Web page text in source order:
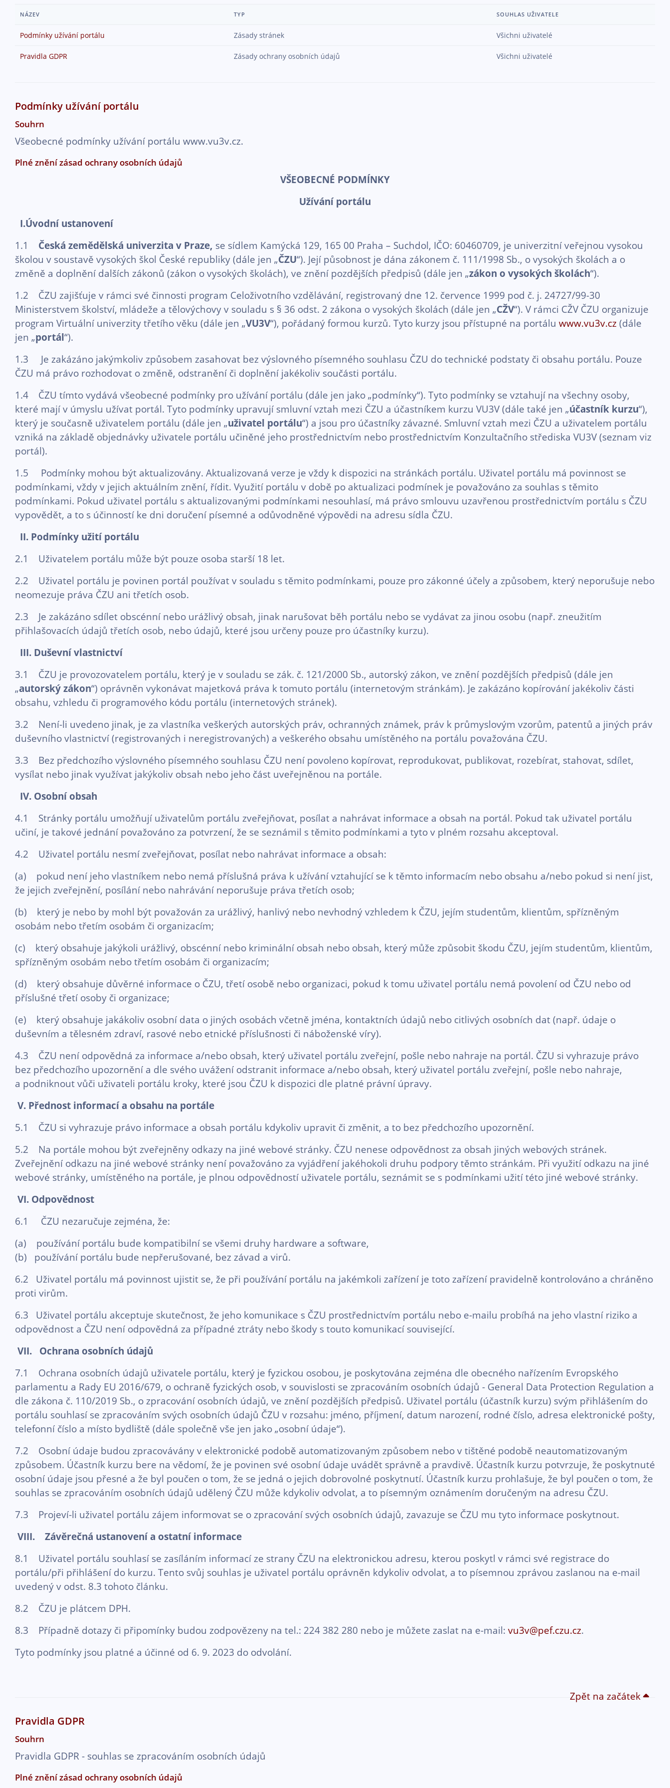
NÁZEV TYP SOUHLAS UŽIVATELE
Podmínky užívání portálu Zásady stránek Všichni uživatelé
Pravidla GDPR Zásady ochrany osobních údajů Všichni uživatelé
Podmínky užívání portálu
Souhrn
Všeobecné podmínky užívání portálu www.vu3v.cz.
Plné znění zásad ochrany osobních údajů
VŠEOBECNÉ PODMÍNKY
Užívání portálu
I.Úvodní ustanovení
1.1 Česká zemědělská univerzita v Praze, se sídlem Kamýcká 129, 165 00 Praha – Suchdol, IČO: 60460709, je univerzitní veřejnou vysokou
školou v soustavě vysokých škol České republiky (dále jen „ČZU“). Její působnost je dána zákonem č. 111/1998 Sb., o vysokých školách a o
změně a doplnění dalších zákonů (zákon o vysokých školách), ve znění pozdějších předpisů (dále jen „zákon o vysokých školách“).
1.2 ČZU zajišťuje v rámci své činnosti program Celoživotního vzdělávání, registrovaný dne 12. července 1999 pod č. j. 24727/99-30
Ministerstvem školství, mládeže a tělovýchovy v souladu s § 36 odst. 2 zákona o vysokých školách (dále jen „CŽV“). V rámci CŽV ČZU organizuje
program Virtuální univerzity třetího věku (dále jen „VU3V“), pořádaný formou kurzů. Tyto kurzy jsou přístupné na portálu www.vu3v.cz(dále
jen „portál“).
1.3 Je zakázáno jakýmkoliv způsobem zasahovat bez výslovného písemného souhlasu ČZU do technické podstaty či obsahu portálu. Pouze
ČZU má právo rozhodovat o změně, odstranění či doplnění jakékoliv součásti portálu.
1.4 ČZU tímto vydává všeobecné podmínky pro užívání portálu (dále jen jako „podmínky“). Tyto podmínky se vztahují na všechny osoby,
které mají v úmyslu užívat portál. Tyto podmínky upravují smluvní vztah mezi ČZU a účastníkem kurzu VU3V (dále také jen „účastník kurzu“),
který je současně uživatelem portálu (dále jen „uživatel portálu“) a jsou pro účastníky závazné. Smluvní vztah mezi ČZU a uživatelem portálu
vzniká na základě objednávky uživatele portálu učiněné jeho prostřednictvím nebo prostřednictvím Konzultačního střediska VU3V (seznam viz
portál).
1.5 Podmínky mohou být aktualizovány. Aktualizovaná verze je vždy k dispozici na stránkách portálu. Uživatel portálu má povinnost se
podmínkami, vždy v jejich aktuálním znění, řídit. Využití portálu v době po aktualizaci podmínek je považováno za souhlas s těmito
podmínkami. Pokud uživatel portálu s aktualizovanými podmínkami nesouhlasí, má právo smlouvu uzavřenou prostřednictvím portálu s ČZU
vypovědět, a to s účinností ke dni doručení písemné a odůvodněné výpovědi na adresu sídla ČZU.
II. Podmínky užití portálu
2.1 Uživatelem portálu může být pouze osoba starší 18 let.
2.2 Uživatel portálu je povinen portál používat v souladu s těmito podmínkami, pouze pro zákonné účely a způsobem, který neporušuje nebo
neomezuje práva ČZU ani třetích osob.
2.3 Je zakázáno sdílet obscénní nebo urážlivý obsah, jinak narušovat běh portálu nebo se vydávat za jinou osobu (např. zneužitím
přihlašovacích údajů třetích osob, nebo údajů, které jsou určeny pouze pro účastníky kurzu).
III. Duševní vlastnictví
3.1 ČZU je provozovatelem portálu, který je v souladu se zák. č. 121/2000 Sb., autorský zákon, ve znění pozdějších předpisů (dále jen
„autorský zákon“) oprávněn vykonávat majetková práva k tomuto portálu (internetovým stránkám). Je zakázáno kopírování jakékoliv části
obsahu, vzhledu či programového kódu portálu (internetových stránek).
3.2 Není-li uvedeno jinak, je za vlastníka veškerých autorských práv, ochranných známek, práv k průmyslovým vzorům, patentů a jiných práv
duševního vlastnictví (registrovaných i neregistrovaných) a veškerého obsahu umístěného na portálu považována ČZU.
3.3 Bez předchozího výslovného písemného souhlasu ČZU není povoleno kopírovat, reprodukovat, publikovat, rozebírat, stahovat, sdílet,
vysílat nebo jinak využívat jakýkoliv obsah nebo jeho část uveřejněnou na portále.
IV. Osobní obsah
4.1 Stránky portálu umožňují uživatelům portálu zveřejňovat, posílat a nahrávat informace a obsah na portál. Pokud tak uživatel portálu
učiní, je takové jednání považováno za potvrzení, že se seznámil s těmito podmínkami a tyto v plném rozsahu akceptoval.
4.2 Uživatel portálu nesmí zveřejňovat, posílat nebo nahrávat informace a obsah:
(a) pokud není jeho vlastníkem nebo nemá příslušná práva k užívání vztahující se k těmto informacím nebo obsahu a/nebo pokud si není jist,
že jejich zveřejnění, posílání nebo nahrávání neporušuje práva třetích osob;
(b) který je nebo by mohl být považován za urážlivý, hanlivý nebo nevhodný vzhledem k ČZU, jejím studentům, klientům, spřízněným
osobám nebo třetím osobám či organizacím;
(c) který obsahuje jakýkoli urážlivý, obscénní nebo kriminální obsah nebo obsah, který může způsobit škodu ČZU, jejím studentům, klientům,
spřízněným osobám nebo třetím osobám či organizacím;
(d) který obsahuje důvěrné informace o ČZU, třetí osobě nebo organizaci, pokud k tomu uživatel portálu nemá povolení od ČZU nebo od
příslušné třetí osoby či organizace;
(e) který obsahuje jakákoliv osobní data o jiných osobách včetně jména, kontaktních údajů nebo citlivých osobních dat (např. údaje o
duševním a tělesném zdraví, rasové nebo etnické příslušnosti či náboženské víry).
4.3 ČZU není odpovědná za informace a/nebo obsah, který uživatel portálu zveřejní, pošle nebo nahraje na portál. ČZU si vyhrazuje právo
bez předchozího upozornění a dle svého uvážení odstranit informace a/nebo obsah, který uživatel portálu zveřejní, pošle nebo nahraje,
a podniknout vůči uživateli portálu kroky, které jsou ČZU k dispozici dle platné právní úpravy.
V. Přednost informací a obsahu na portále
5.1 ČZU si vyhrazuje právo informace a obsah portálu kdykoliv upravit či změnit, a to bez předchozího upozornění.
5.2 Na portále mohou být zveřejněny odkazy na jiné webové stránky. ČZU nenese odpovědnost za obsah jiných webových stránek.
Zveřejnění odkazu na jiné webové stránky není považováno za vyjádření jakéhokoli druhu podpory těmto stránkám. Při využití odkazu na jiné
webové stránky, umístěného na portále, je plnou odpovědností uživatele portálu, seznámit se s podmínkami užití této jiné webové stránky.
VI. Odpovědnost
6.1 ČZU nezaručuje zejména, že:
(a) používání portálu bude kompatibilní se všemi druhy hardware a software,
(b) používání portálu bude nepřerušované, bez závad a virů.
6.2 Uživatel portálu má povinnost ujistit se, že při používání portálu na jakémkoli zařízení je toto zařízení pravidelně kontrolováno a chráněno
proti virům.
6.3 Uživatel portálu akceptuje skutečnost, že jeho komunikace s ČZU prostřednictvím portálu nebo e-mailu probíhá na jeho vlastní riziko a
odpovědnost a ČZU není odpovědná za případné ztráty nebo škody s touto komunikací související.
VII. Ochrana osobních údajů
7.1 Ochrana osobních údajů uživatele portálu, který je fyzickou osobou, je poskytována zejména dle obecného nařízením Evropského
parlamentu a Rady EU 2016/679, o ochraně fyzických osob, v souvislosti se zpracováním osobních údajů - General Data Protection Regulation a
dle zákona č. 110/2019 Sb., o zpracování osobních údajů, ve znění pozdějších předpisů. Uživatel portálu (účastník kurzu) svým přihlášením do
portálu souhlasí se zpracováním svých osobních údajů ČZU v rozsahu: jméno, příjmení, datum narození, rodné číslo, adresa elektronické pošty,
telefonní číslo a místo bydliště (dále společně vše jen jako „osobní údaje“).
7.2 Osobní údaje budou zpracovávány v elektronické podobě automatizovaným způsobem nebo v tištěné podobě neautomatizovaným
způsobem. Účastník kurzu bere na vědomí, že je povinen své osobní údaje uvádět správně a pravdivě. Účastník kurzu potvrzuje, že poskytnuté
osobní údaje jsou přesné a že byl poučen o tom, že se jedná o jejich dobrovolné poskytnutí. Účastník kurzu prohlašuje, že byl poučen o tom, že
souhlas se zpracováním osobních údajů udělený ČZU může kdykoliv odvolat, a to písemným oznámením doručeným na adresu ČZU.
7.3 Projeví-li uživatel portálu zájem informovat se o zpracování svých osobních údajů, zavazuje se ČZU mu tyto informace poskytnout.
VIII. Závěrečná ustanovení a ostatní informace
8.1 Uživatel portálu souhlasí se zasíláním informací ze strany ČZU na elektronickou adresu, kterou poskytl v rámci své registrace do
portálu/při přihlášení do kurzu. Tento svůj souhlas je uživatel portálu oprávněn kdykoliv odvolat, a to písemnou zprávou zaslanou na e-mail
uvedený v odst. 8.3 tohoto článku.
8.2 ČZU je plátcem DPH.
8.3 Případně dotazy či připomínky budou zodpovězeny na tel.: 224 382 280 nebo je můžete zaslat na e-mail: vu3v@pef.czu.cz.
Tyto podmínky jsou platné a účinné od 6. 9. 2023 do odvolání.
Zpět na začátek
Pravidla GDPR
Souhrn
Pravidla GDPR - souhlas se zpracováním osobních údajů
Plné znění zásad ochrany osobních údajů